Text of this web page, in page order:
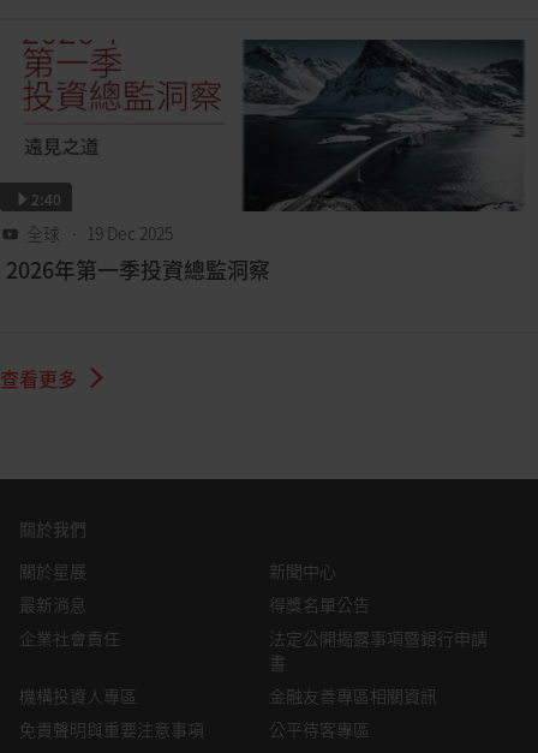
2:40
全球 • 19 Dec 2025
2026年第一季投資總監洞察
查看更多
關於我們
關於星展
新聞中心
最新消息
得獎名單公告
企業社會責任
法定公開揭露事項暨銀行申請
書
機構投資人專區
金融友善專區相關資訊
免責聲明與重要注意事項
公平待客專區